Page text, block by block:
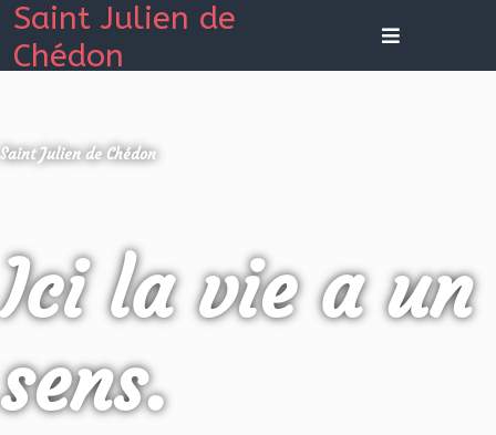
Saint Julien de
Chédon
Saint Julien de Chédon
Ici la vie a un
sens.